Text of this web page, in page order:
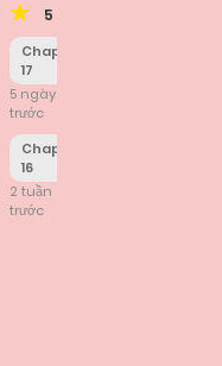
5
Chapter
17
5 ngày
trước
Chapter
16
2 tuần
trước